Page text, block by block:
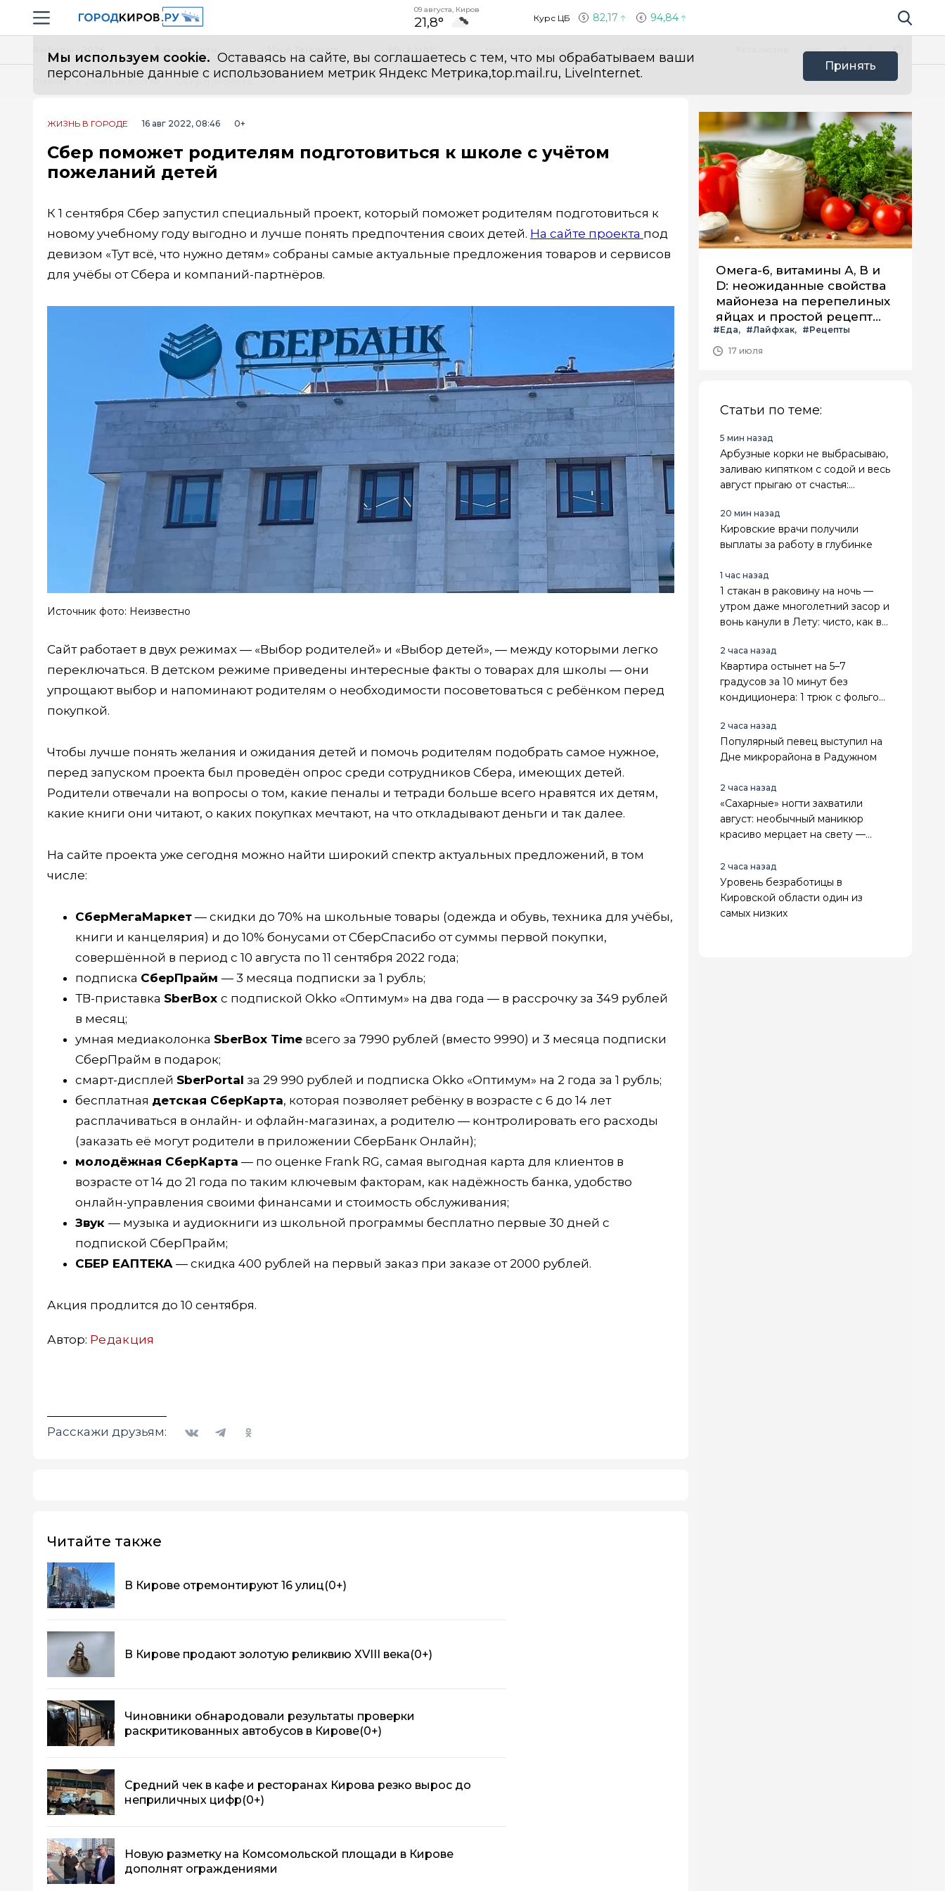
Навигация сайта
09 августа, Киров
21,8° Курс ЦБ 82,17 94,84 Поиск по
Мы используем cookie. Оставаясь на сайте, вы соглашаетесь с тем, что мы обрабатываем ваши
персональные данные с использованием метрик Яндекс Метрика,top.mail.ru, LiveInternet.
Принять
Все новости
Главная Лента новостей
ЖИЗНЬ В ГОРОДЕ 16 авг 2022, 08:46 0+
Сбер поможет родителям подготовиться к школе с учётом
пожеланий детей
К 1 сентября Сбер запустил специальный проект, который поможет родителям подготовиться к
новому учебному году выгодно и лучше понять предпочтения своих детей. На сайте проекта под
девизом «Тут всё, что нужно детям» собраны самые актуальные предложения товаров и сервисов
для учёбы от Сбера и компаний-партнёров.
Источник фото: Неизвестно
Сайт работает в двух режимах — «Выбор родителей» и «Выбор детей», — между которыми легко
переключаться. В детском режиме приведены интересные факты о товарах для школы — они
упрощают выбор и напоминают родителям о необходимости посоветоваться с ребёнком перед
покупкой.
Чтобы лучше понять желания и ожидания детей и помочь родителям подобрать самое нужное,
перед запуском проекта был проведён опрос среди сотрудников Сбера, имеющих детей.
Родители отвечали на вопросы о том, какие пеналы и тетради больше всего нравятся их детям,
какие книги они читают, о каких покупках мечтают, на что откладывают деньги и так далее.
На сайте проекта уже сегодня можно найти широкий спектр актуальных предложений, в том
числе:
СберМегаМаркет — скидки до 70% на школьные товары (одежда и обувь, техника для учёбы,
книги и канцелярия) и до 10% бонусами от СберСпасибо от суммы первой покупки,
совершённой в период с 10 августа по 11 сентября 2022 года;
подписка СберПрайм — 3 месяца подписки за 1 рубль;
ТВ-приставка SberBox с подпиской Okko «Оптимум» на два года — в рассрочку за 349 рублей
в месяц;
умная медиаколонка SberBox Time всего за 7990 рублей (вместо 9990) и 3 месяца подписки
СберПрайм в подарок;
смарт-дисплей SberPortal за 29 990 рублей и подписка Okko «Оптимум» на 2 года за 1 рубль;
бесплатная детская СберКарта, которая позволяет ребёнку в возрасте с 6 до 14 лет
расплачиваться в онлайн- и офлайн-магазинах, а родителю — контролировать его расходы
(заказать её могут родители в приложении СберБанк Онлайн);
молодёжная СберКарта — по оценке Frank RG, самая выгодная карта для клиентов в
возрасте от 14 до 21 года по таким ключевым факторам, как надёжность банка, удобство
онлайн-управления своими финансами и стоимость обслуживания;
Звук — музыка и аудиокниги из школьной программы бесплатно первые 30 дней с
подпиской СберПрайм;
СБЕР ЕАПТЕКА — скидка 400 рублей на первый заказ при заказе от 2000 рублей.
Акция продлится до 10 сентября.
Автор: Редакция
Расскажи друзьям:
Читайте также
В Кирове отремонтируют 16 улиц(0+)
В Кирове продают золотую реликвию XVIII века(0+)
Чиновники обнародовали результаты проверки
раскритикованных автобусов в Кирове(0+)
Средний чек в кафе и ресторанах Кирова резко вырос до
неприличных цифр(0+)
Новую разметку на Комсомольской площади в Кирове
дополнят ограждениями
Омега-6, витамины А, В и
D: неожиданные свойства
майонеза на перепелиных
яйцах и простой рецепт
летнего салата с ним
#Еда #Лайфхак
#Рецепты
17 июля
Статьи по теме:
5 мин назад
Арбузные корки не выбрасываю,
заливаю кипятком с содой и весь
август прыгаю от счастья:
20 мин назад
Кировские врачи получили
выплаты за работу в глубинке
1 час назад
1 стакан в раковину на ночь —
утром даже многолетний засор и
вонь канули в Лету: чисто, как в
2 часа назад
Квартира остынет на 5–7
градусов за 10 минут без
кондиционера: 1 трюк с фольгой
градусную жару
2 часа назад
Популярный певец выступил на
Дне микрорайона в Радужном
2 часа назад
«Сахарные» ногти захватили
август: необычный маникюр
красиво мерцает на свету —
можно даже дома
2 часа назад
Уровень безработицы в
Кировской области один из
самых низких